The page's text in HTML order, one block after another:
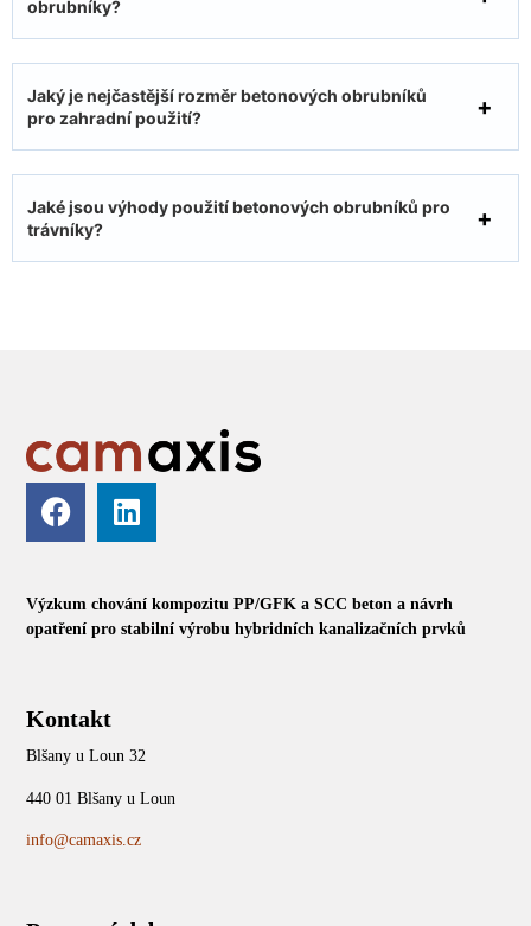
obrubníky?
Jaký je nejčastější rozměr betonových obrubníků
pro zahradní použití?
Jaké jsou výhody použití betonových obrubníků pro
trávníky?
opatření pro stabilní výrobu hybridních kanalizačních prvků